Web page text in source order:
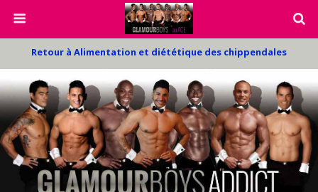
Retour à Alimentation et diététique des chippendales